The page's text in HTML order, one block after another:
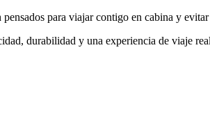
para viajar contigo en cabina y
durabilidad y una experiencia de viaje